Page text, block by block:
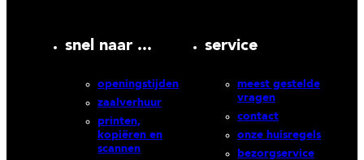
snel naar ...
openingstijden
zaalverhuur
printen,
kopiëren en
scannen
service
meest gestelde
vragen
contact
onze huisregels
bezorgservice